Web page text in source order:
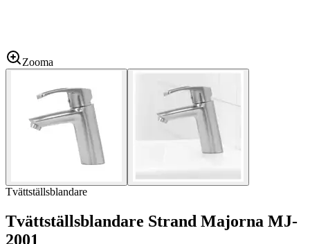
Zooma
Tvättställsblandare
Tvättställsblandare Strand Majorna MJ-
2001